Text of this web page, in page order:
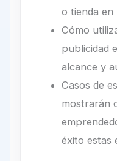
o tienda en
Cómo
publicidad
alcance y
Casos de
mostrarán
éxito estas